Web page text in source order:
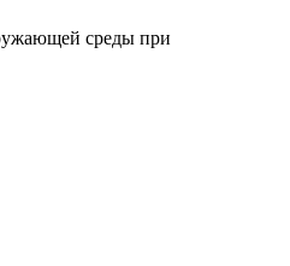
среды при